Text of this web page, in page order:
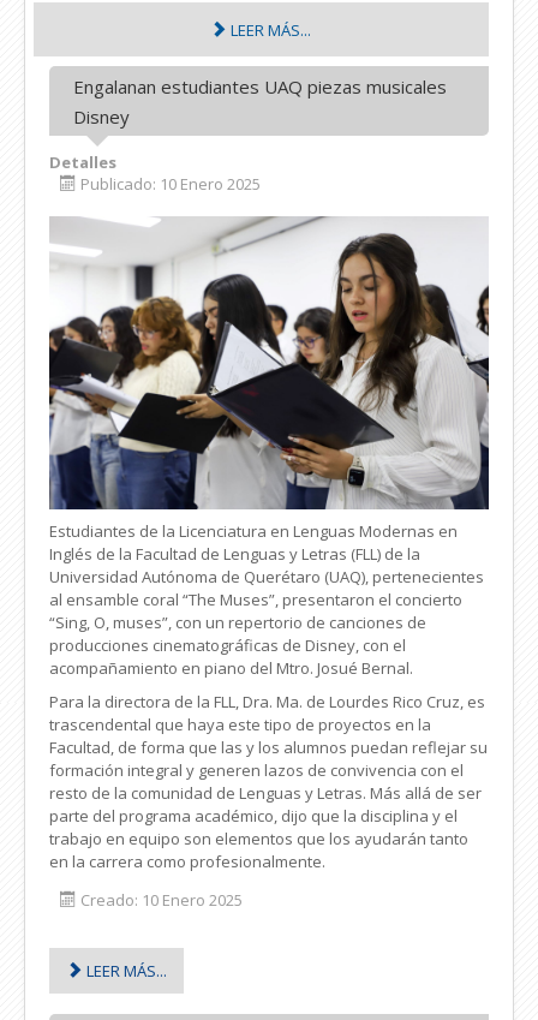
LEER MÁS...
Engalanan estudiantes UAQ piezas musicales
Disney
Detalles
Publicado: 10 Enero 2025
Estudiantes de la Licenciatura en Lenguas Modernas en
Inglés de la Facultad de Lenguas y Letras (FLL) de la
Universidad Autónoma de Querétaro (UAQ), pertenecientes
al ensamble coral “The Muses”, presentaron el concierto
“Sing, O, muses”, con un repertorio de canciones de
producciones cinematográficas de Disney, con el
acompañamiento en piano del Mtro. Josué Bernal.
Para la directora de la FLL, Dra. Ma. de Lourdes Rico Cruz, es
trascendental que haya este tipo de proyectos en la
Facultad, de forma que las y los alumnos puedan reflejar su
formación integral y generen lazos de convivencia con el
resto de la comunidad de Lenguas y Letras. Más allá de ser
parte del programa académico, dijo que la disciplina y el
trabajo en equipo son elementos que los ayudarán tanto
en la carrera como profesionalmente.
Creado: 10 Enero 2025
LEER MÁS...